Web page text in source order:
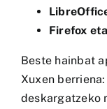
Firefox
Beste hainbat
Xuxen
deskargatzeko